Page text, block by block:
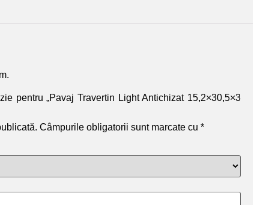
pentru „Pavaj Travertin Light Antichizat 15,2×30,5×3
Câmpurile obligatorii sunt marcate cu *